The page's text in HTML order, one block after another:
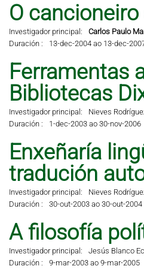
O
Investigador principal:
Carlos Paulo
Duración :
13-dec-2004 ao 13-dec-
Ferramentas
Bibliotecas
Investigador principal:
Nieves
Duración :
1-dec-2003 ao 30-nov-2006
Enxeñaría
tradución
Investigador principal:
Nieves
Duración :
30-out-2003 ao 30-out-2004
A filosofía
Investigador principal:
Jesús Blanco
Duración :
9-mar-2003 ao 9-mar-2005